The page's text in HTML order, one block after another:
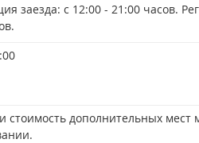
заезда: с 12:00 - 21:00 часов.
стоимость дополнительных мест